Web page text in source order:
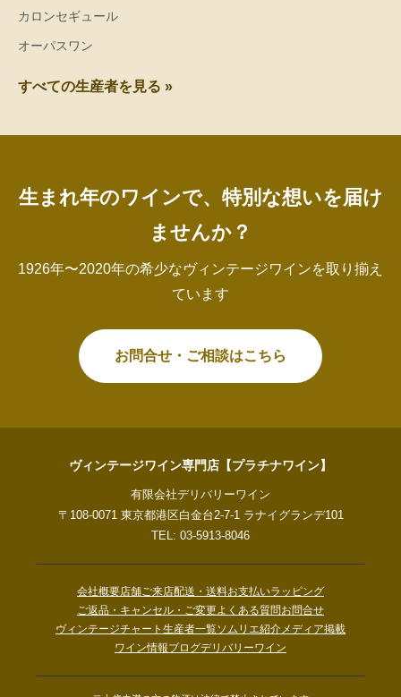
カロンセギュール
オーパスワン
すべての生産者を見る »
生まれ年のワインで、特別な想いを届け
ませんか？
1926年〜2020年の希少なヴィンテージワインを取り揃え
ています
お問合せ・ご相談はこちら
ヴィンテージワイン専門店【プラチナワイン】
有限会社デリバリーワイン
〒108-0071 東京都港区白金台2-7-1 ラナイグランデ101
TEL: 03-5913-8046
会社概要店舗ご来店配送・送料お支払いラッピング
ご返品・キャンセル・ご変更よくある質問お問合せ
ヴィンテージチャート 生産者一覧ソムリエ紹介メディア掲載
ワイン情報ブログデリバリーワイン